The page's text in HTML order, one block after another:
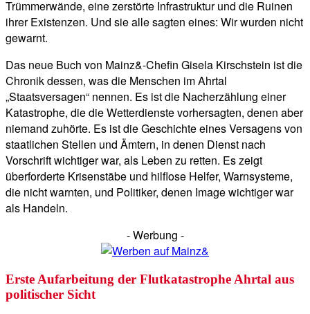
Trümmerwände, eine zerstörte Infrastruktur und die Ruinen
ihrer Existenzen. Und sie alle sagten eines: Wir wurden nicht
gewarnt.
Das neue Buch von Mainz&-Chefin Gisela Kirschstein ist die
Chronik dessen, was die Menschen im Ahrtal
„Staatsversagen“ nennen. Es ist die Nacherzählung einer
Katastrophe, die die Wetterdienste vorhersagten, denen aber
niemand zuhörte. Es ist die Geschichte eines Versagens von
staatlichen Stellen und Ämtern, in denen Dienst nach
Vorschrift wichtiger war, als Leben zu retten. Es zeigt
überforderte Krisenstäbe und hilflose Helfer, Warnsysteme,
die nicht warnten, und Politiker, denen Image wichtiger war
als Handeln.
- Werbung -
Erste Aufarbeitung der Flutkatastrophe Ahrtal aus
politischer Sicht